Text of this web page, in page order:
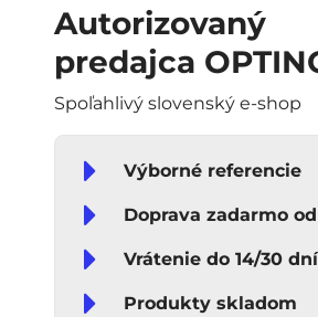
Autorizovaný
predajca
Spoľahlivý slovenský e-shop
Výborné referencie
Doprava zadarmo
Vrátenie do 14/30 dní
Produkty skladom